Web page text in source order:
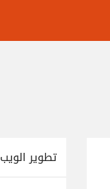
تطوير الويب